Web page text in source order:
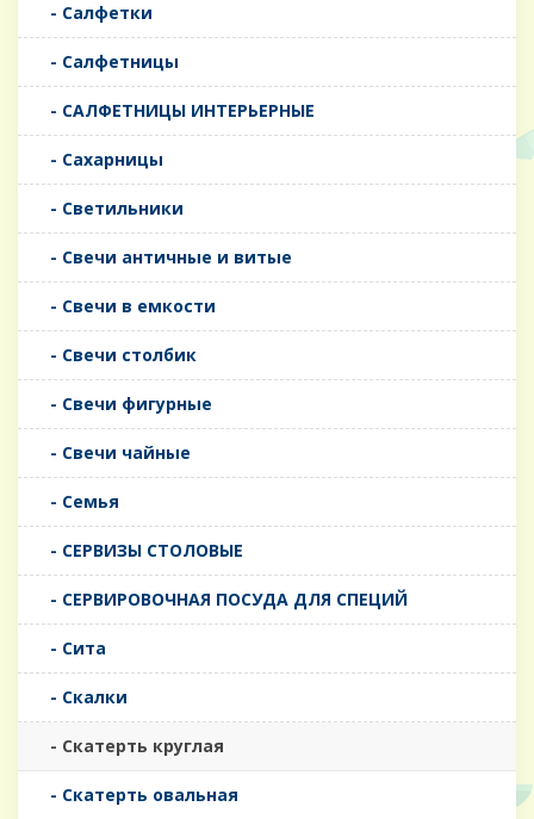
- Салфетки
- Салфетницы
- САЛФЕТНИЦЫ ИНТЕРЬЕРНЫЕ
- Сахарницы
- Светильники
- Свечи античные и витые
- Свечи в емкости
- Свечи столбик
- Свечи фигурные
- Свечи чайные
- Семья
- СЕРВИЗЫ СТОЛОВЫЕ
- СЕРВИРОВОЧНАЯ ПОСУДА ДЛЯ СПЕЦИЙ
- Сита
- Скалки
- Скатерть круглая
- Скатерть овальная